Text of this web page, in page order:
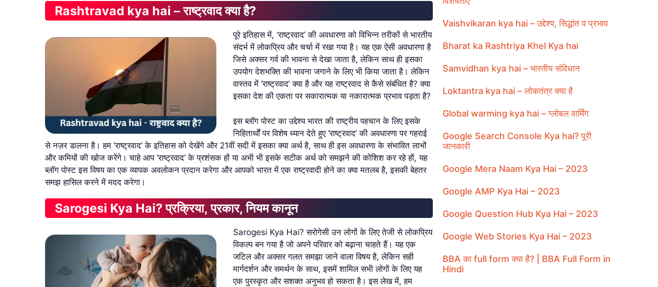
Rashtravad kya hai – राष्ट्रवाद क्या है?
पूरे इतिहास में, ‘राष्ट्रवाद’ की अवधारणा को विभिन्न तरीकों से भारतीय
संदर्भ में लोकप्रिय और चर्चा में रखा गया है। यह एक ऐसी अवधारणा है
जिसे अक्सर गर्व की भावना से देखा जाता है, लेकिन साथ ही इसका
उपयोग देशभक्ति की भावना जगाने के लिए भी किया जाता है। लेकिन
वास्तव में ‘राष्ट्रवाद’ क्या है और यह राष्ट्रवाद से कैसे संबंधित है? क्या
इसका देश की एकता पर सकारात्मक या नकारात्मक प्रभाव पड़ता है?
इस ब्लॉग पोस्ट का उद्देश्य भारत की राष्ट्रीय पहचान के लिए इसके
निहितार्थों पर विशेष ध्यान देते हुए ‘राष्ट्रवाद’ की अवधारणा पर गहराई
से नज़र डालना है। हम ‘राष्ट्रवाद’ के इतिहास को देखेंगे और 21वीं सदी में इसका क्या अर्थ है, साथ ही इस अवधारणा के संभावित लाभों
और कमियों की खोज करेंगे। चाहे आप ‘राष्ट्रवाद’ के प्रशंसक हों या अभी भी इसके सटीक अर्थ को समझने की कोशिश कर रहे हों, यह
ब्लॉग पोस्ट इस विषय का एक व्यापक अवलोकन प्रदान करेगा और आपको भारत में एक राष्ट्रवादी होने का क्या मतलब है, इसकी बेहतर
समझ हासिल करने में मदद करेगा।
Sarogesi Kya Hai? प्रक्रिया, प्रकार, नियम कानून
Sarogesi Kya Hai? सरोगेसी उन लोगों के लिए तेजी से लोकप्रिय
विकल्प बन गया है जो अपने परिवार को बढ़ाना चाहते हैं। यह एक
जटिल और अक्सर गलत समझा जाने वाला विषय है, लेकिन सही
मार्गदर्शन और समर्थन के साथ, इसमें शामिल सभी लोगों के लिए यह
एक पुरस्कृत और सशक्त अनुभव हो सकता है। इस लेख में, हम
Vaishvikaran kya hai – उद्देश्य, सिद्धांत व प्रभाव
Bharat ka Rashtriya Khel Kya hai
Samvidhan kya hai – भारतीय संविधान
Loktantra kya hai – लोकतंत्र क्या है
Global warming kya hai – ग्लोबल वार्मिंग
Google Search Console Kya hai? पूरी
जानकारी
Google Mera Naam Kya Hai – 2023
Google AMP Kya Hai – 2023
Google Question Hub Kya Hai – 2023
Google Web Stories Kya Hai – 2023
BBA का full form क्या है? | BBA Full Form in
Hindi